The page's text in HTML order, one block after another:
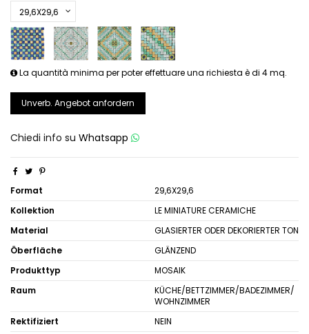
La quantità minima per poter effettuare una richiesta è di 4 mq.
Unverb. Angebot anfordern
Chiedi info su Whatsapp
Format
29,6X29,6
Kollektion
LE MINIATURE CERAMICHE
Material
GLASIERTER ODER DEKORIERTER TON
Öberfläche
GLÄNZEND
Produkttyp
MOSAIK
Raum
KÜCHE/BETTZIMMER/BADEZIMMER/
WOHNZIMMER
Rektifiziert
NEIN